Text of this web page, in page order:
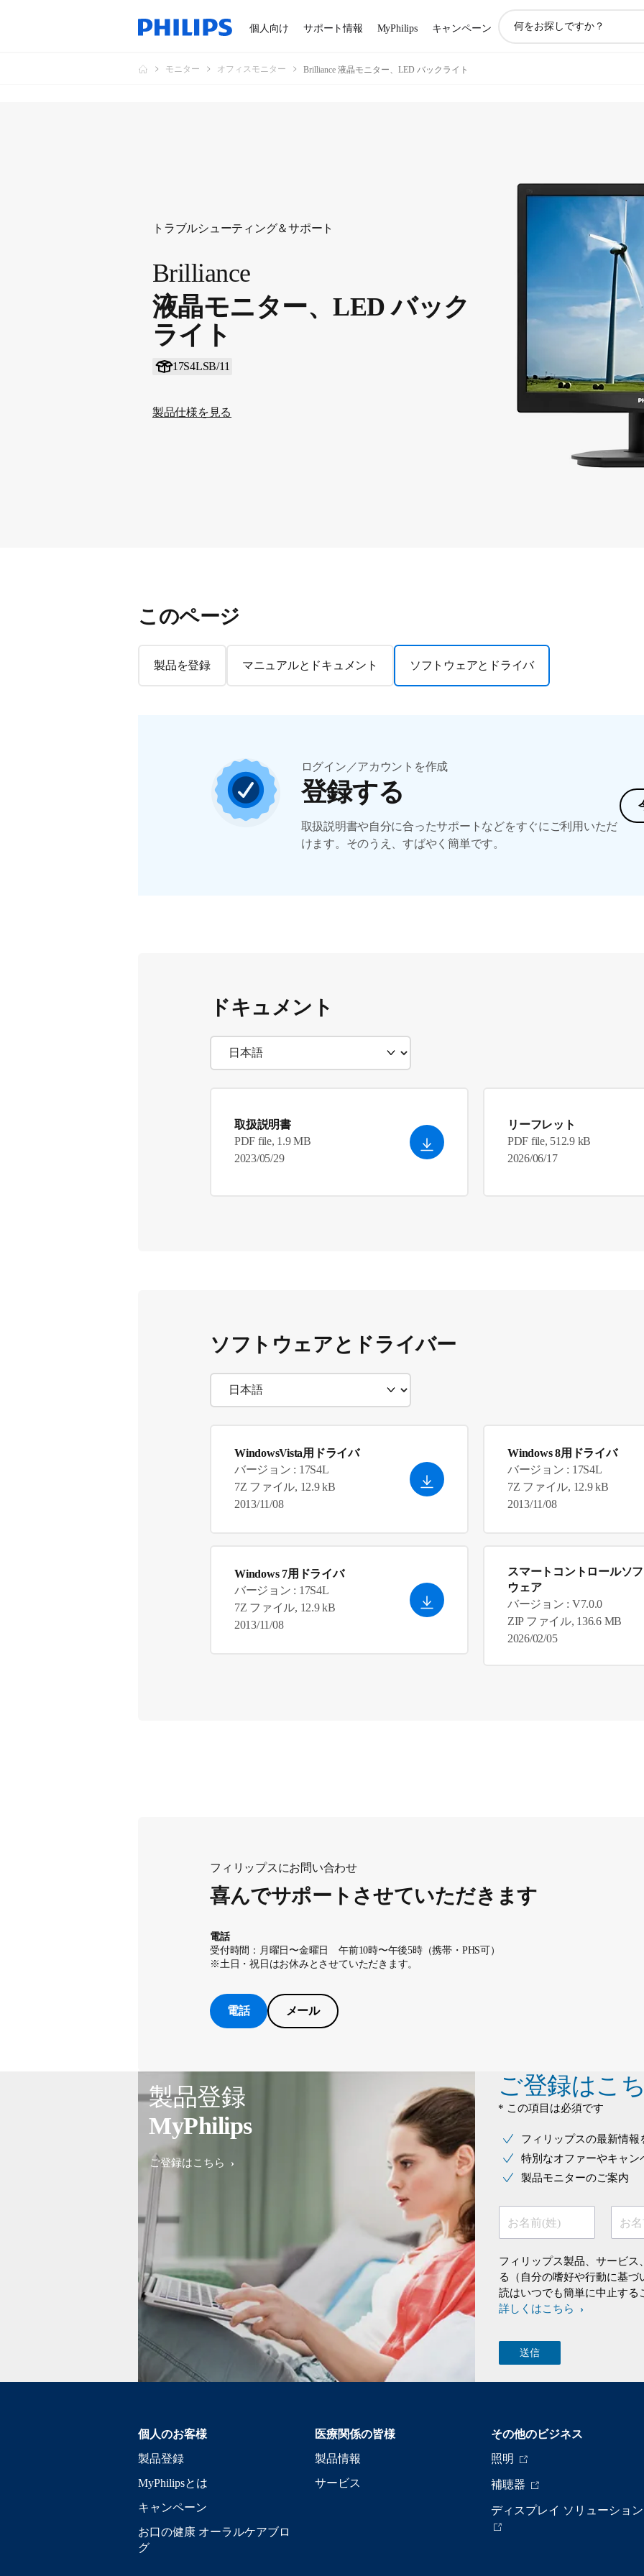
個人向け サポート情報 MyPhilips キャンペーン
モニター オフィスモニター Brilliance 液晶モニター、LED バックライト
トラブルシューティング＆サポート
Brilliance
液晶モニター、LED バック
ライト
17S4LSB/11
製品仕様を見る
このページ
製品を登録 マニュアルとドキュメント ソフトウェアとドライバ
ログイン／アカウントを作成
登録する
取扱説明書や自分に合ったサポートなどをすぐにご利用いただ
けます。そのうえ、すばやく簡単です。
ドキュメント
取扱説明書
PDF file, 1.9 MB
2023/05/29
リーフレット
PDF file, 512.9 kB
2026/06/17
ソフトウェアとドライバー
WindowsVista用ドライバ
バージョン : 17S4L
7Z ファイル, 12.9 kB
2013/11/08
Windows 8用ドライバ
バージョン : 17S4L
7Z ファイル, 12.9 kB
2013/11/08
Windows 7用ドライバ
バージョン : 17S4L
7Z ファイル, 12.9 kB
2013/11/08
スマートコントロールソ
ウェア
バージョン : V7.0.0
ZIP ファイル, 136.6 MB
2026/02/05
フィリップスにお問い合わせ
喜んでサポートさせていただきます
電話
受付時間：月曜日〜金曜日 午前10時〜午後5時（携帯・PHS可）
※土日・祝日はお休みとさせていただきます。
電話 メール
製品登録
MyPhilips
ご登録はこちら
ご登録はこ
* この項目は必須です
フィリップスの最新情報
特別なオファーやキャン
製品モニターのご案内
お名前(姓) お
フィリップス製品、サービ
る（自分の嗜好や行動に基
読はいつでも簡単に中止する
詳しくはこちら
個人のお客様
製品登録
MyPhilipsとは
キャンペーン
お口の健康 オーラルケアブロ
グ
医療関係の皆様
製品情報
サービス
その他のビジネス
照明
補聴器
ディスプレイ ソリューション